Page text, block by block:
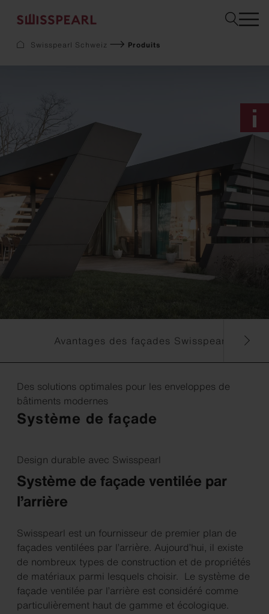
Service
Entreprise
Inspiration
Demandez un échantillon
Durabilité
Aménagement intérieur
Jardin
Téléchargements
Swisspearl Schweiz Produits
Avantages des façades Swisspearl En bref
Des solutions optimales pour les enveloppes de
bâtiments modernes
Système de façade
Design durable avec Swisspearl
Système de façade ventilée par
l’arrière
Swisspearl est un fournisseur de premier plan de
façades ventilées par l’arrière. Aujourd’hui, il existe
de nombreux types de construction et de propriétés
de matériaux parmi lesquels choisir. Le système de
façade ventilée par l’arrière est considéré comme
particulièrement haut de gamme et écologique.